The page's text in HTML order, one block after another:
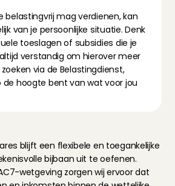
belastingvrij mag verdienen, kan
van je persoonlijke situatie. Denk
toeslagen of subsidies die je
verstandig om hierover meer
via de Belastingdienst,
de hoogte bent van wat voor jou
blijft een flexibele en toegankelijke
bijbaan uit te oefenen.
wetgeving zorgen wij ervoor dat